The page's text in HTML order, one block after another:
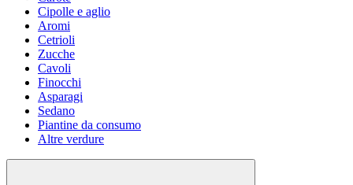
Cipolle e aglio
Aromi
Cetrioli
Zucche
Cavoli
Finocchi
Asparagi
Sedano
Piantine da consumo
Altre verdure